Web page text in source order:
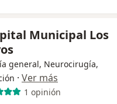
Municipal Los
general, Neurocirugía,
· Ver más
1 opinión